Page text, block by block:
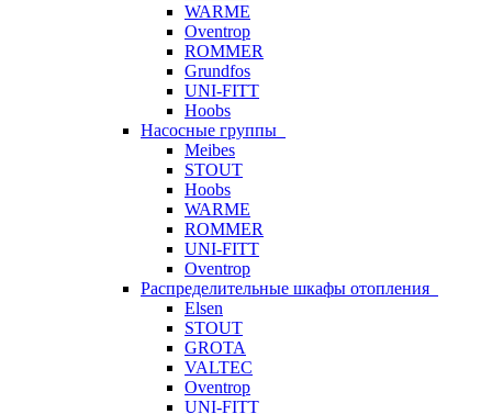
WARME
Oventrop
ROMMER
Grundfos
UNI-FITT
Hoobs
Насосные группы
Meibes
STOUT
Hoobs
WARME
ROMMER
UNI-FITT
Oventrop
Распределительные шкафы отопления
Elsen
STOUT
GROTA
VALTEC
Oventrop
UNI-FITT